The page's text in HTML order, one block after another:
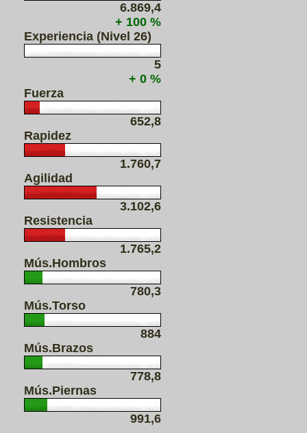
6.869,4
+ 100 %
Experiencia (Nivel 26)
5
+ 0 %
Fuerza
652,8
Rapidez
1.760,7
Agilidad
3.102,6
Resistencia
1.765,2
Mús.Hombros
780,3
Mús.Torso
884
Mús.Brazos
778,8
Mús.Piernas
991,6